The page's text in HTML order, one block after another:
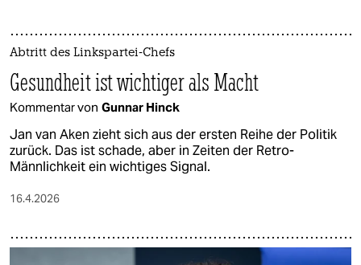
Abtritt des Linkspartei-Chefs
Gesundheit ist wichtiger als Macht
Kommentar von Gunnar Hinck
Jan van Aken zieht sich aus der ersten Reihe der Politik
zurück. Das ist schade, aber in Zeiten der Retro-
Männlichkeit ein wichtiges Signal.
16.4.2026